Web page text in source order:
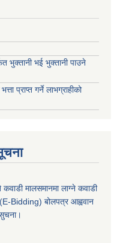
भुक्तानी भई भुक्तानी पाउने
प्राप्त गर्ने लाभग्राहीको
कवाडी मालसमानमा लाग्ने कवाडी
Bidding) बोलपत्र आह्ववान